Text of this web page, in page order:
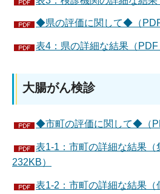
◆県の評価に関して◆（PDF
表4：県の詳細な結果（PDF
大腸がん検診
◆市町の評価に関して◆（
表1-1：市町の詳細な結果（
232KB）
表1-2：市町の詳細な結果（